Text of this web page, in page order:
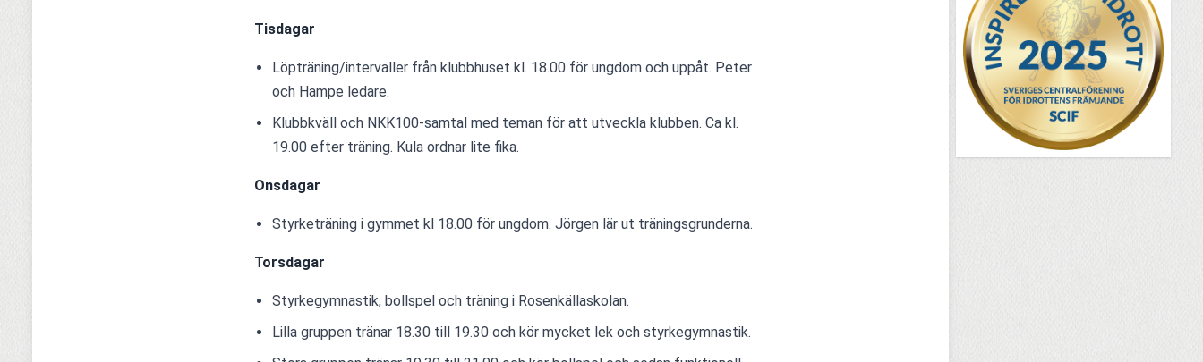
Tisdagar
Löpträning/intervaller från klubbhuset kl. 18.00 för ungdom och uppåt. Peter
och Hampe ledare.
Klubbkväll och NKK100-samtal med teman för att utveckla klubben. Ca kl.
19.00 efter träning. Kula ordnar lite fika.
Onsdagar
Styrketräning i gymmet kl 18.00 för ungdom. Jörgen lär ut träningsgrunderna.
Torsdagar
Styrkegymnastik, bollspel och träning i Rosenkällaskolan.
Lilla gruppen tränar 18.30 till 19.30 och kör mycket lek och styrkegymnastik.